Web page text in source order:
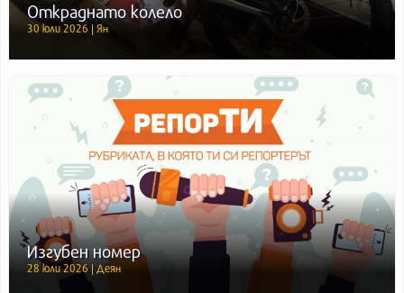
Откраднато колело
30 юли 2026 | Ян
Изгубен номер
28 юли 2026 | Деян